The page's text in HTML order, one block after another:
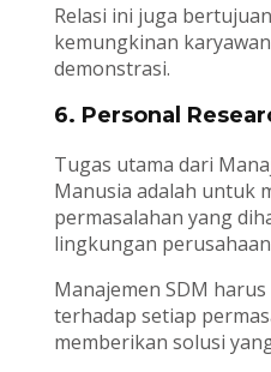
Relasi ini juga
kemungkinan
demonstrasi.
6. Personal
Tugas utama dari
Manusia adalah untuk
permasalahan yang
lingkungan
Manajemen SDM
terhadap setiap
memberikan solusi